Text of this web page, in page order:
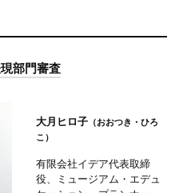
部門審査
大月ヒロ子 （おおつき・ひろ
こ）
有限会社イデア代表取締
役、ミュージアム・エデュ